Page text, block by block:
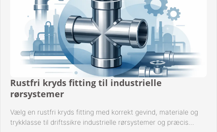
Rustfri kryds fitting til industrielle
rørsystemer
Vælg en rustfri kryds fitting med korrekt gevind, materiale og
trykklasse til driftssikre industrielle rørsystemer og præcis